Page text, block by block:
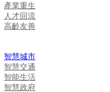
產業重生
人才回流
高齡友善
智慧城市
智慧交通
智能生活
智慧政府